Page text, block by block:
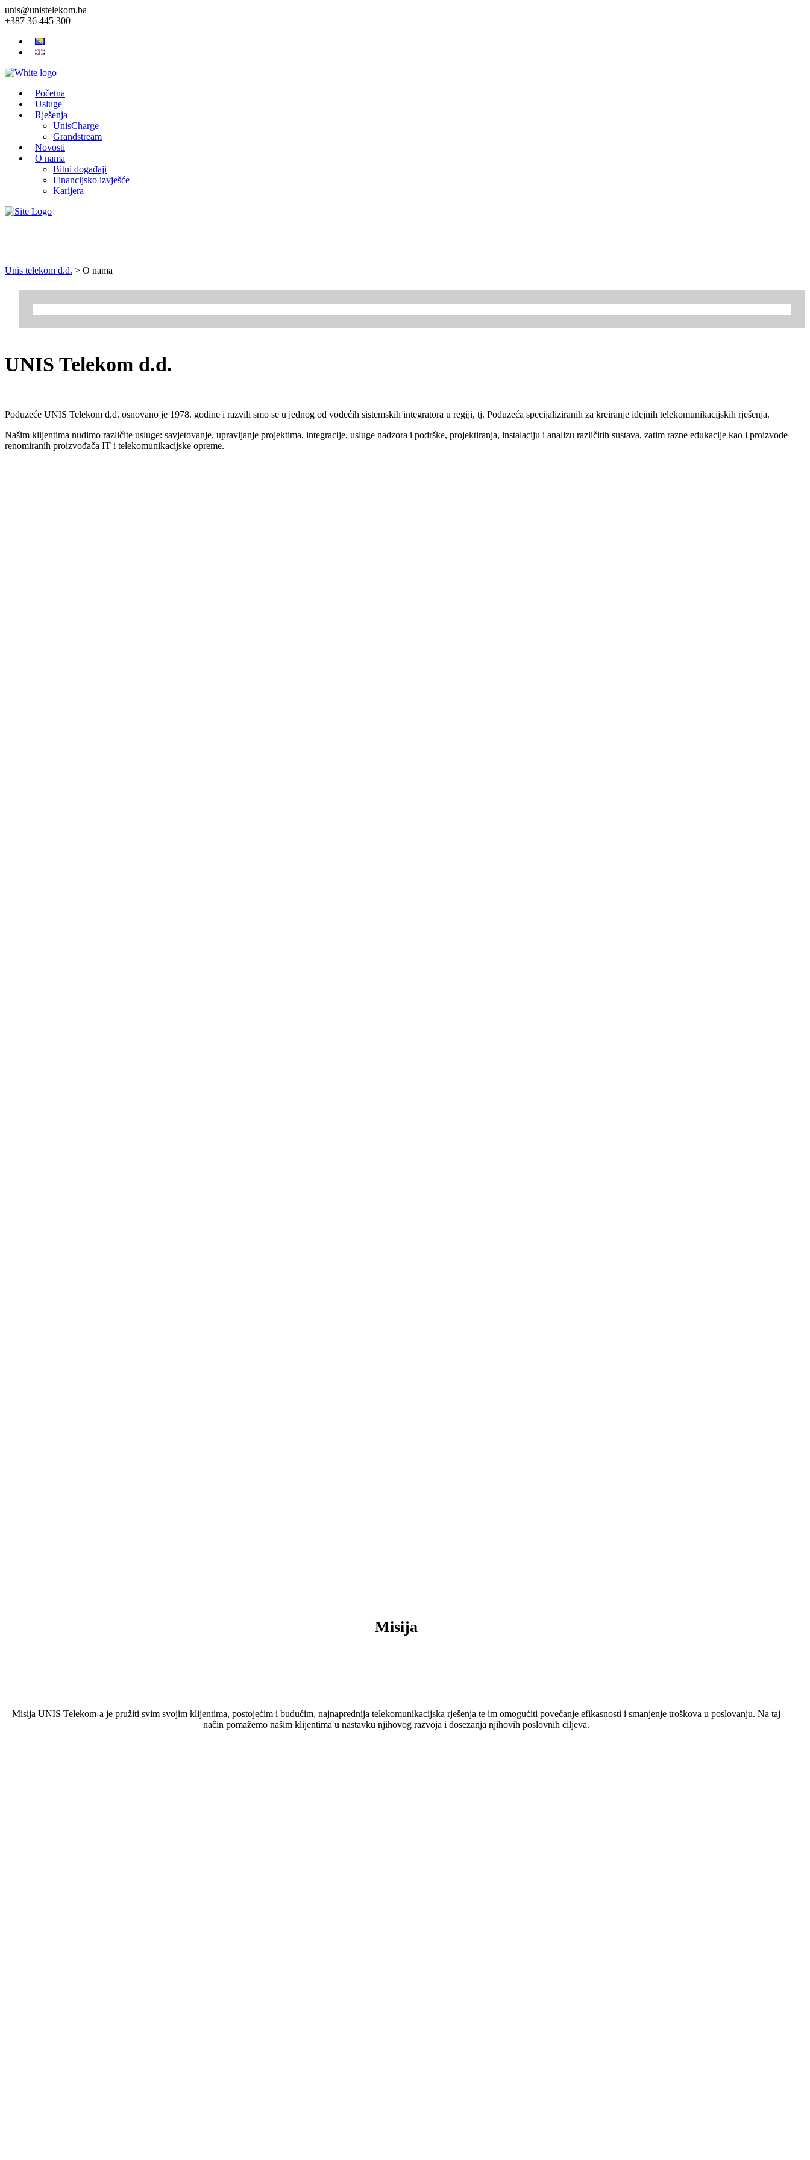
unis@unistelekom.ba
+387 36 445 300
Početna
Usluge
Rješenja
UnisCharge
Grandstream
Novosti
O nama
Bitni događaji
Financijsko izvješće
Karijera
Unis telekom d.d. > O nama
UNIS Telekom d.d.
Poduzeće UNIS Telekom d.d. osnovano je 1978. godine i razvili smo se u jednog od vodećih sistemskih integratora u regiji, tj. Poduzeća specijaliziranih za kreiranje idejnih telekomunikacijskih rješenja.
Našim klijentima nudimo različite usluge: savjetovanje, upravljanje projektima, integracije, usluge nadzora i podrške, projektiranja, instalaciju i analizu različitih sustava, zatim razne edukacije kao i proizvode
renomiranih proizvođača IT i telekomunikacijske opreme.
Misija
Misija UNIS Telekom-a je pružiti svim svojim klijentima, postojećim i budućim, najnaprednija telekomunikacijska rješenja te im omogućiti povećanje efikasnosti i smanjenje troškova u poslovanju. Na taj
način pomažemo našim klijentima u nastavku njihovog razvoja i dosezanja njihovih poslovnih ciljeva.